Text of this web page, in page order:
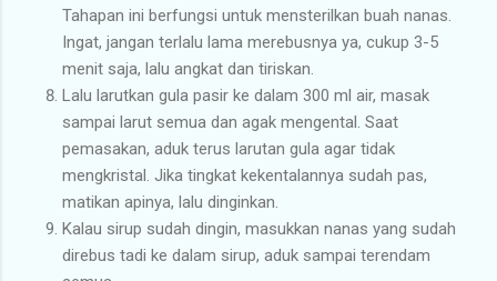
Tahapan ini berfungsi untuk mensterilkan buah nanas.
Ingat, jangan terlalu lama merebusnya ya, cukup 3-5
menit saja, lalu angkat dan tiriskan.
Lalu larutkan gula pasir ke dalam 300 ml air, masak
sampai larut semua dan agak mengental. Saat
pemasakan, aduk terus larutan gula agar tidak
mengkristal. Jika tingkat kekentalannya sudah pas,
matikan apinya, lalu dinginkan.
Kalau sirup sudah dingin, masukkan nanas yang sudah
direbus tadi ke dalam sirup, aduk sampai terendam